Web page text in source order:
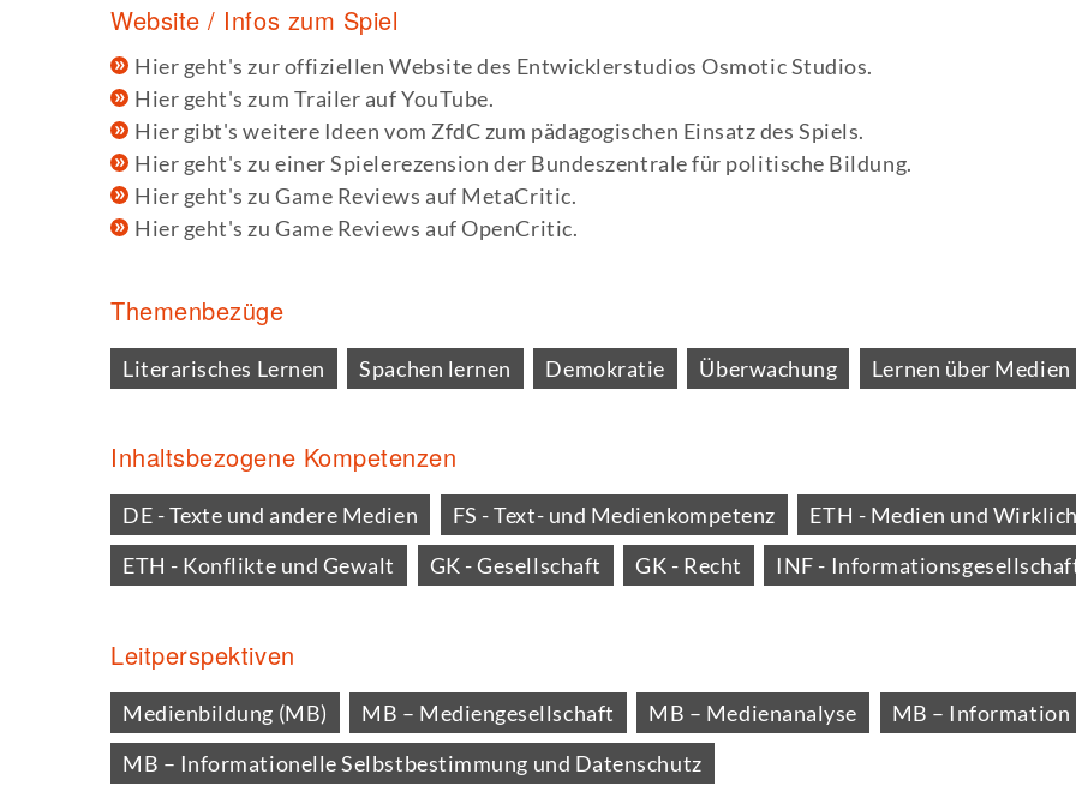
Website / Infos zum Spiel
Hier geht's zur offiziellen Website des Entwicklerstudios Osmotic Studios.
Hier geht's zum Trailer auf YouTube.
Hier gibt's weitere Ideen vom ZfdC zum pädagogischen Einsatz des Spiels.
Hier geht's zu einer Spielerezension der Bundeszentrale für politische Bildung.
Hier geht's zu Game Reviews auf MetaCritic.
Hier geht's zu Game Reviews auf OpenCritic.
Themenbezüge
Literarisches Lernen Spachen lernen Demokratie Überwachung Lernen über Medien
Inhaltsbezogene Kompetenzen
DE - Texte und andere Medien FS - Text- und Medienkompetenz
ETH - Medien und
ETH - Konflikte und Gewalt
GK - Gesellschaft GK - Recht INF -
Leitperspektiven
Medienbildung (MB) MB – Mediengesellschaft MB – Medienanalyse
MB – Information
MB – Informationelle Selbstbestimmung und Datenschutz